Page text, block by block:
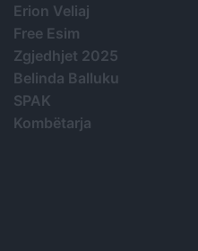
Erion Veliaj
Free Esim
Zgjedhjet 2025
Belinda Balluku
SPAK
Kombëtarja